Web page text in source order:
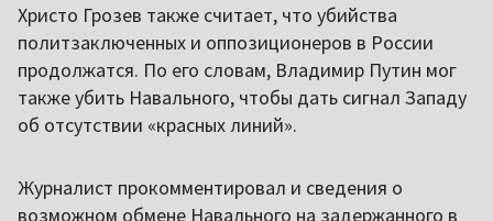
Христо Грозев также считает, что убийства
политзаключенных и оппозиционеров в России
продолжатся. По его словам, Владимир Путин мог
также убить Навального, чтобы дать сигнал Западу
об отсутствии «красных линий».
Журналист прокомментировал и сведения о
возможном обмене Навального на задержанного в